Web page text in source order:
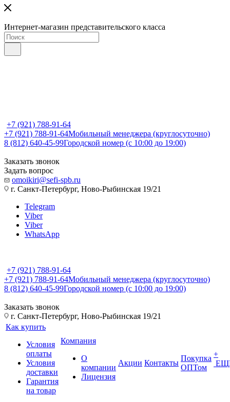
Интернет-магазин представительского класса
+7 (921) 788-91-64
+7 (921) 788-91-64Мобильный менеджера (круглосуточно)
8 (812) 640-45-99Городской номер (с 10:00 до 19:00)
Заказать звонок
Задать вопрос
omoikiri@sefi-spb.ru
г. Санкт-Петербург, Ново-Рыбинская 19/21
Telegram
Viber
Viber
WhatsApp
+7 (921) 788-91-64
+7 (921) 788-91-64Мобильный менеджера (круглосуточно)
8 (812) 640-45-99Городской номер (с 10:00 до 19:00)
Заказать звонок
г. Санкт-Петербург, Ново-Рыбинская 19/21
Как купить
Условия
оплаты
Условия
доставки
Гарантия
на товар
Компания
О
компании
Лицензия
Акции Контакты
Покупка
ОПТом
+